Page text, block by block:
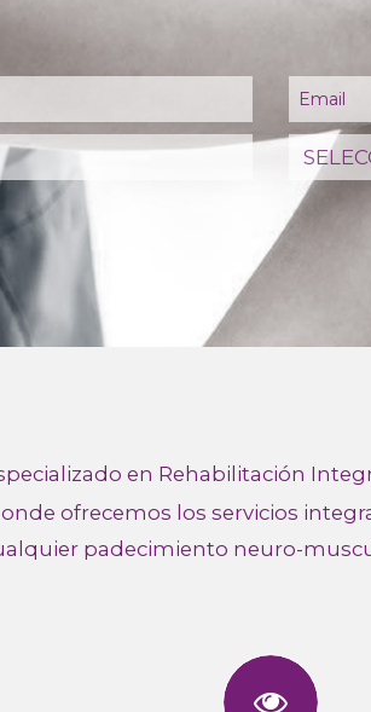
en Rehabilitación
ofrecemos los servicios
padecimiento neuro-